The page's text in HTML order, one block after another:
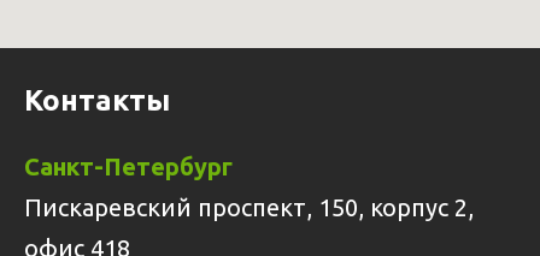
Контакты
Санкт-Петербург
Пискаревский проспект, 150, корпус 2,
офис 418